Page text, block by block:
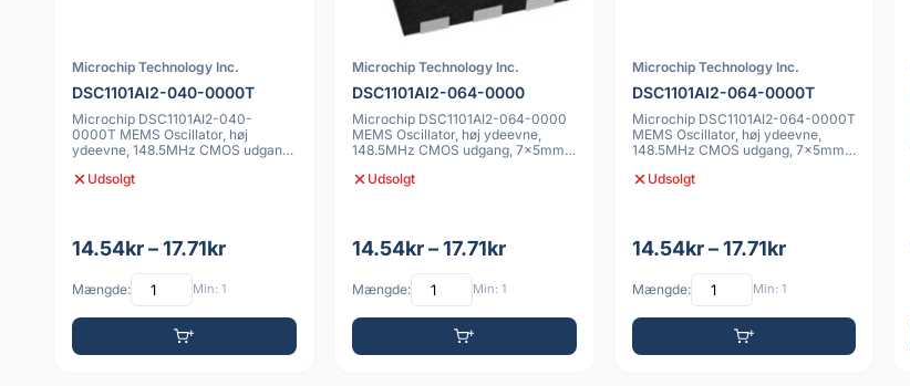
Microchip Technology Inc.
DSC1101AI2-040-0000T
Microchip DSC1101AI2-040-
0000T MEMS Oscillator, høj
ydeevne, 148.5MHz CMOS udgang,
Udsolgt
14.54kr – 17.71kr
Mængde: Min: 1
Microchip Technology Inc.
DSC1101AI2-064-0000
Microchip DSC1101AI2-064-0000
MEMS Oscillator, høj ydeevne,
148.5MHz CMOS udgang, 7x5mm,
Udsolgt
14.54kr – 17.71kr
Mængde: Min: 1
Microchip Technology Inc.
DSC1101AI2-064-0000T
Microchip DSC1101AI2-064-0000T
MEMS Oscillator, høj ydeevne,
148.5MHz CMOS udgang, 7x5mm,
Udsolgt
14.54kr – 17.71kr
Mængde: Min: 1